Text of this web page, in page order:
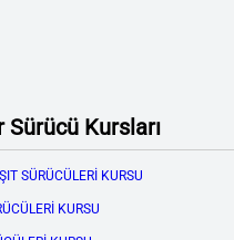
Kursları
SÜRÜCÜLERİ KURSU
KURSU